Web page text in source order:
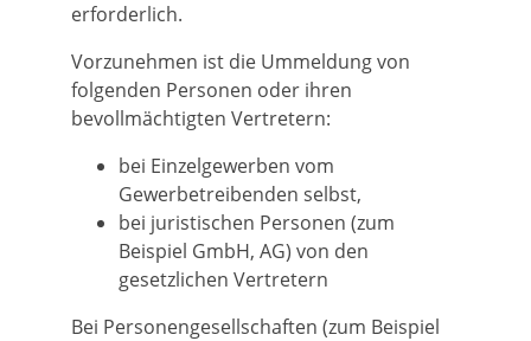
erforderlich.
Vorzunehmen ist die Ummeldung von
folgenden Personen oder ihren
bevollmächtigten Vertretern:
bei Einzelgewerben vom
Gewerbetreibenden selbst,
bei juristischen Personen (zum
Beispiel GmbH, AG) von den
gesetzlichen Vertretern
Bei Personengesellschaften (zum Beispiel